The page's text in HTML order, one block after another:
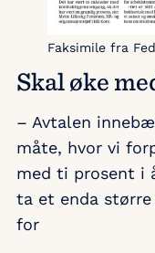
Faksimile fra
Skal øke
– Avtalen
måte, hvor vi
med ti prosent i
ta et enda større
for